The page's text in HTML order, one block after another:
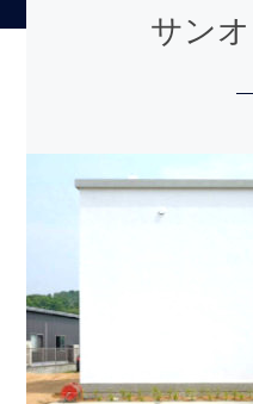
サン